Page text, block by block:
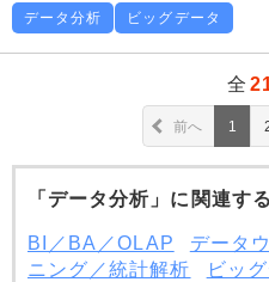
データ分析 ビッグデータ
全
前へ 1
「データ分析」に関連す
BI／BA／OLAP データ
ニング／統計解析
ビッ